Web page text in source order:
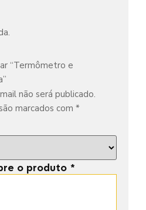
“Termômetro e
não será publicado.
marcados com *
o produto *